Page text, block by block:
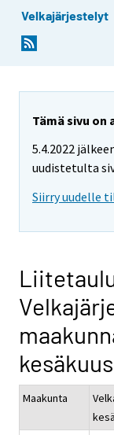
Velkajärjestelyt
Tämä sivu
5.4.2022
uudistetulta
Siirry uudelle
Maakunta